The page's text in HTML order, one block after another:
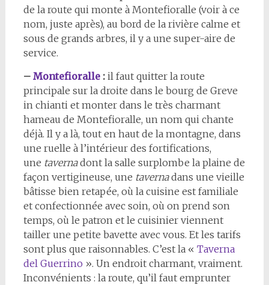
de la route qui monte à Montefioralle (voir à ce
nom, juste après), au bord de la rivière calme et
sous de grands arbres, il y a une super-aire de
service.
– Montefioralle:il faut quitter la route
principale sur la droite dans le bourg de Greve
in chianti et monter dans le très charmant
hameau de Montefioralle, un nom qui chante
déjà. Il y a là, tout en haut de la montagne, dans
une ruelle à l’intérieur des fortifications,
une tavernadont la salle surplombe la plaine de
façon vertigineuse, une tavernadans une vieille
bâtisse bien retapée, où la cuisine est familiale
et confectionnée avec soin, où on prend son
temps, où le patron et le cuisinier viennent
tailler une petite bavette avec vous. Et les tarifs
sont plus que raisonnables. C’est la « Taverna
del Guerrino ». Un endroit charmant, vraiment.
Inconvénients : la route, qu’il faut emprunter